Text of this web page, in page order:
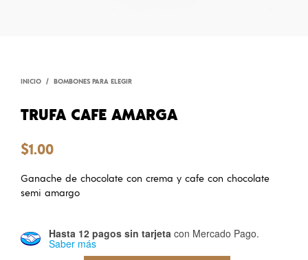
INICIO / BOMBONES PARA ELEGIR
TRUFA CAFE AMARGA
$1.00
Ganache de chocolate con crema y cafe con chocolate
semi amargo
Hasta 12 pagos sin tarjeta con Mercado Pago.
Saber más